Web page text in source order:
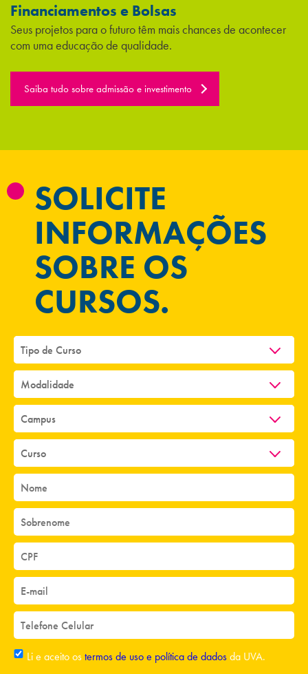
Financiamentos e Bolsas
Seus projetos para o futuro têm mais chances de acontecer
com uma educação de qualidade.
Saiba tudo sobre admissão e investimento
SOLICITE
INFORMAÇÕES
SOBRE OS
CURSOS.
Li e aceito ostermos de uso e política de dadosda UVA.